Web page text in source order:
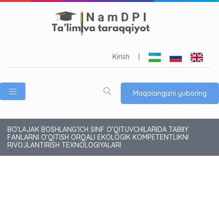
Kirish
Maqolangizni yuboring
BO‘LAJAK BOSHLANG‘ICH SINF O‘QITUVCHILARIDA TABIIY
FANLARNI O‘QITISH ORQALI EKOLOGIK KOMPETENTLIKNI
RIVOJLANTIRISH TEXNOLOGIYALARI